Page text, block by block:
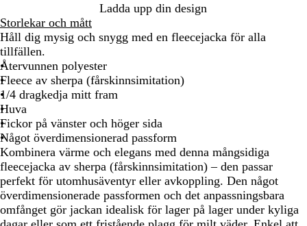
Ladda upp din design
Storlekar och mått
Håll dig mysig och snygg med en fleecejacka för alla
tillfällen.
Återvunnen polyester
Fleece av sherpa (fårskinnsimitation)
1/4 dragkedja mitt fram
Huva
Fickor på vänster och höger sida
Något överdimensionerad passform
Kombinera värme och elegans med denna mångsidiga
fleecejacka av sherpa (fårskinnsimitation) – den passar
perfekt för utomhusäventyr eller avkoppling. Den något
överdimensionerade passformen och det anpassningsbara
omfånget gör jackan idealisk för lager på lager under kyliga